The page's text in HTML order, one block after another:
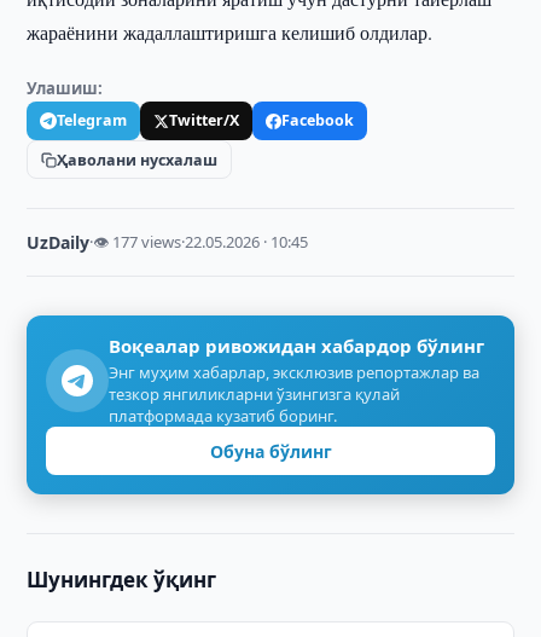
жараёнини жадаллаштиришга келишиб олдилар.
Улашиш:
Telegram Twitter/X
Facebook
Ҳаволани нусхалаш
UzDaily·👁 177 views·22.05.2026 · 10:45
Воқеалар ривожидан хабардор бўлинг
Энг муҳим хабарлар, эксклюзив репортажлар ва
тезкор янгиликларни ўзингизга қулай
платформада кузатиб боринг.
Обуна бўлинг
Шунингдек ўқинг